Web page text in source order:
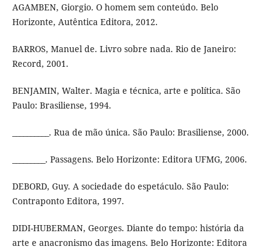
AGAMBEN, Giorgio. O homem sem conteúdo. Belo
Horizonte, Autêntica Editora, 2012.
BARROS, Manuel de. Livro sobre nada. Rio de Janeiro:
Record, 2001.
BENJAMIN, Walter. Magia e técnica, arte e política. São
Paulo: Brasiliense, 1994.
__________. Rua de mão única. São Paulo: Brasiliense, 2000.
_________. Passagens. Belo Horizonte: Editora UFMG, 2006.
DEBORD, Guy. A sociedade do espetáculo. São Paulo:
Contraponto Editora, 1997.
DIDI-HUBERMAN, Georges. Diante do tempo: história da
arte e anacronismo das imagens. Belo Horizonte: Editora